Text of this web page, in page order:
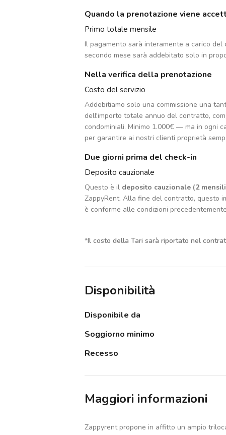
Quando la prenotazione viene
Primo totale mensile
Il pagamento sarà interamente a carico
secondo mese sarà addebitato solo in
Nella verifica della prenotazione
Costo del servizio
Addebitiamo solo una commissione una
dell'importo totale annuo del contratto,
condominiali. Minimo 1.000€ — ma in ogni
per garantire ai nostri clienti proprietà
Due giorni prima del check-in
Deposito cauzionale
Questo è il deposito cauzionale (2
ZappyRent. Alla fine del contratto, questo
è conforme alle condizioni
*Il costo della Tari sarà riportato nel
Disponibilità
Disponibile da
Soggiorno minimo
Recesso
Maggiori informazioni
Zappyrent propone in affitto un ampio